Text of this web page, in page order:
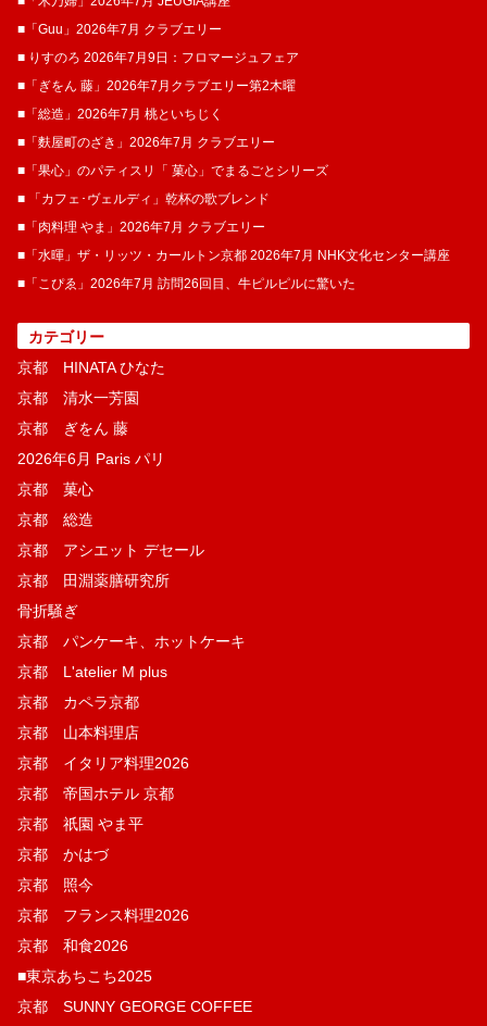
■「Guu」2026年7月 クラブエリー
■ りすのろ 2026年7月9日：フロマージュフェア
■「ぎをん 藤」2026年7月クラブエリー第2木曜
■「総造」2026年7月 桃といちじく
■「麩屋町のざき」2026年7月 クラブエリー
■「果心」のパティスリ「 菓​心」でまるごとシリーズ
■ 「カフェ･ヴェルディ」乾杯の歌ブレンド
■「肉料理 やま」2026年7月 クラブエリー
■「水暉」ザ・リッツ・カールトン京都 2026年7月 NHK文化センター講座
■「こぴゑ」2026年7月 訪問26回目、牛ピルピルに驚いた
カテゴリー
京都 HINATA ひなた
京都 清水一芳園
京都 ぎをん 藤
2026年6月 Paris パリ
京都 菓​心
京都 総造
京都 アシエット デセール
京都 田淵薬膳研究所
骨折騒ぎ
京都 パンケーキ、ホットケーキ
京都 L'atelier M plus
京都 カペラ京都
京都 山本料理店
京都 イタリア料理2026
京都 帝国ホテル 京都
京都 祇園 やま平
京都 かはづ
京都 照今
京都 フランス料理2026
京都 和食2026
■東京あちこち2025
京都 SUNNY GEORGE COFFEE